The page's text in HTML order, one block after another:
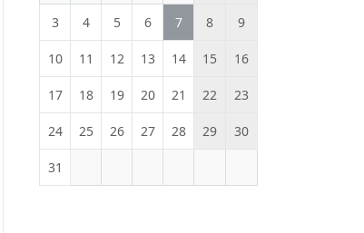
3 4 5 6 7 8 9
10 11 12 13 14 15 16
17 18 19 20 21 22 23
24 25 26 27 28 29 30
31